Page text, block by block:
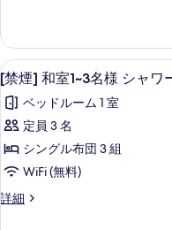
共
用
の
す
べ
て
の
写
共
用
の
詳
細
ス・
ト
イ
レ
共
用
の
す
1~3
名
様
バ
ス・
ト
レ
共
の
[禁
煙]
和
室
1~3
名
様
5
[禁煙] 和室1~3名様 シャワ
ベッドルーム 1 室
定員 3 名
シングル布団 3 組
WiFi (無料)
詳細
[禁